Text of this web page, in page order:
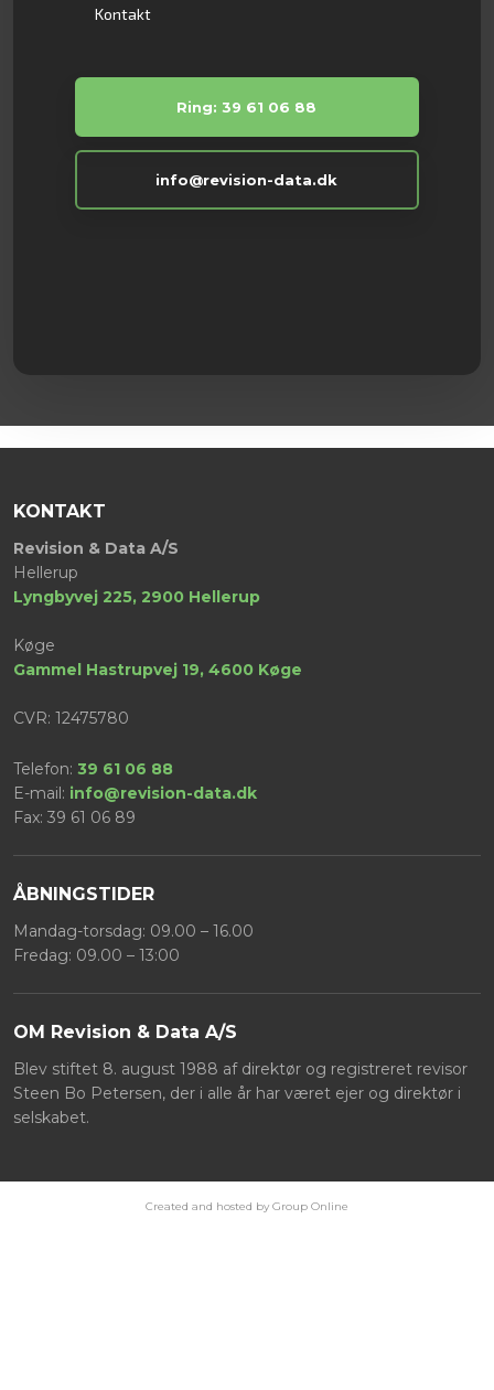
Kontakt
Ring: 39 61 06 88
info@revision-data.dk
KONTAKT
​Revision & Data A/S
Hellerup
Lyngbyvej 225, 2900 Hellerup
Køge
​Gammel Hastrupvej 19, 4600 Køge
CVR: 12475780
Telefon: 39 61 06 88
E-mail: info@revision-data.dk
Fax: ​39 61 06 89
ÅBNINGSTIDER
Mandag-torsdag: 09.00 – 16.00
Fredag: 09.00 – 13:00
OM ​Revision & Data A/S
Blev stiftet 8. august 1988 af direktør og registreret revisor
Steen Bo Petersen, der i alle år har været ejer og direktør i
selskabet.
Created and hosted by Group Online